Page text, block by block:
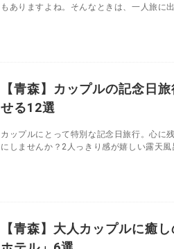
もありますよね。そんなときは、一人旅に
【青森】カップルの記念日
せる12選
カップルにとって特別な記念日旅行。心に
にしませんか？2人っきり感が嬉しい露天
【青森】大人カップルに癒